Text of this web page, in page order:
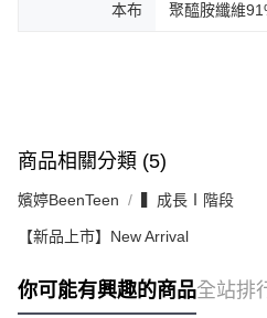
本布 聚醯胺纖維
商品相關分類 (5)
嬪婷BeenTeen ▍成長Ⅰ階段
【新品上市】New Arrival
你可能有興趣的商品全站排